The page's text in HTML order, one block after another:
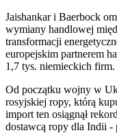
Jaishankar i Baerbock
wymiany handlowej
transformacji
europejskim partnerem
1,7 tys. niemieckich firm.
Od początku wojny w
rosyjskiej ropy, którą
import ten osiągnął
dostawcą ropy dla Indii -